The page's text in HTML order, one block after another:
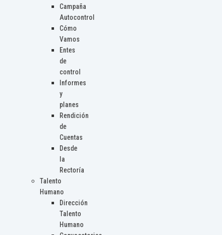
Campaña
Autocontrol
Cómo
Vamos
Entes
de
control
Informes
y
planes
Rendición
de
Cuentas
Desde
la
Rectoría
Talento
Humano
Dirección
Talento
Humano